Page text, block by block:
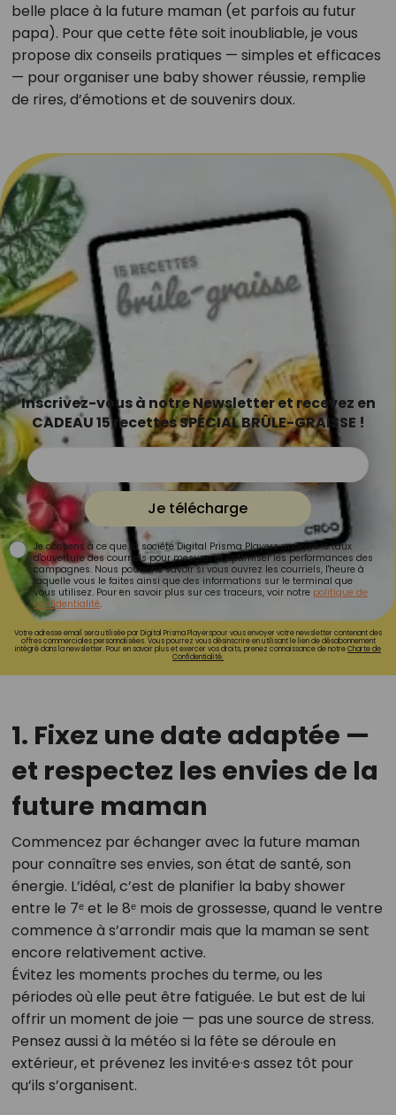
belle place à la future maman (et parfois au futur
papa). Pour que cette fête soit inoubliable, je vous
propose dix conseils pratiques — simples et efficaces
— pour organiser une baby shower réussie, remplie
de rires, d’émotions et de souvenirs doux.
Inscrivez-vous à notre Newsletter et recevez en
CADEAU 15 recettes SPÉCIAL BRÛLE-GRAISSE !
Je télécharge
Je consens à ce que la société Digital Prisma Players analyse le taux
d'ouverture des courriels pour mesurer et optimiser les performances des
campagnes. Nous pourrons savoir si vous ouvrez les courriels, l'heure à
laquelle vous le faites ainsi que des informations sur le terminal que
vous utilisez. Pour en savoir plus sur ces traceurs, voir notre politique de
confidentialité.
Votre adresse email sera utilisée par Digital Prisma Playerspour vous envoyer votre newsletter contenant des
offres commerciales personnalisées. Vous pourrez vous désinscrire en utilisant le lien de désabonnement
intégré dans la newsletter. Pour en savoir plus et exercer vos droits, prenez connaissance de notreCharte de
Confidentialité.
1. Fixez une date adaptée —
et respectez les envies de la
future maman
Commencez par échanger avec la future maman
pour connaître ses envies, son état de santé, son
énergie. L’idéal, c’est de planifier la baby shower
entre le 7ᵉ et le 8ᵉ mois de grossesse, quand le ventre
commence à s’arrondir mais que la maman se sent
encore relativement active.
Évitez les moments proches du terme, ou les
périodes où elle peut être fatiguée. Le but est de lui
offrir un moment de joie — pas une source de stress.
Pensez aussi à la météo si la fête se déroule en
extérieur, et prévenez les invité·e·s assez tôt pour
qu’ils s’organisent.